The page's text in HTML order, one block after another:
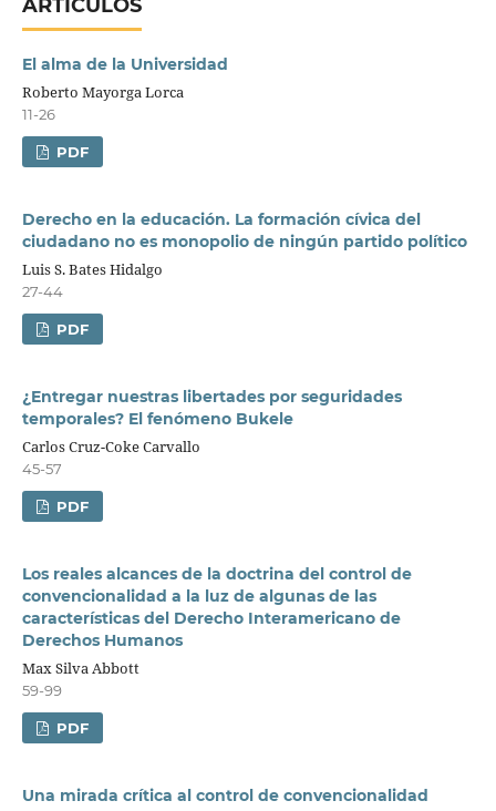
ARTÍCULOS
El alma de la Universidad
Roberto Mayorga Lorca
11-26
PDF
Derecho en la educación. La formación cívica del
ciudadano no es monopolio de ningún partido político
Luis S. Bates Hidalgo
27-44
PDF
¿Entregar nuestras libertades por seguridades
temporales? El fenómeno Bukele
Carlos Cruz-Coke Carvallo
45-57
PDF
Los reales alcances de la doctrina del control de
convencionalidad a la luz de algunas de las
características del Derecho Interamericano de
Derechos Humanos
Max Silva Abbott
59-99
PDF
Una mirada crítica al control de convencionalidad